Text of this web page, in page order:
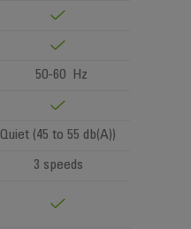
50-60 Hz
Quiet (45 to 55 db(A))
3 speeds